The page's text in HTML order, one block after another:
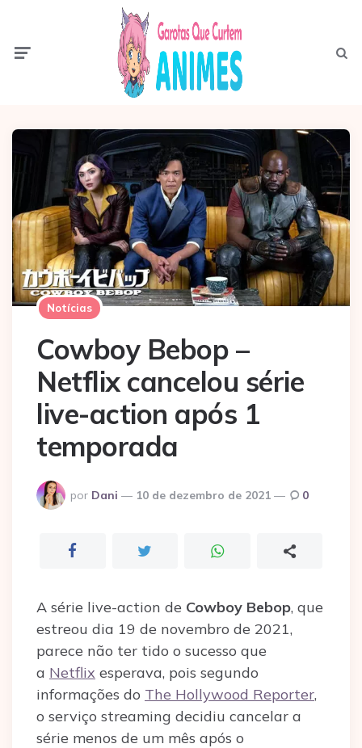
Notícias
Cowboy Bebop –
Netflix cancelou série
live-action após 1
temporada
Postado
por
por Dani 10 de dezembro de 2021 0
A série live-action de Cowboy Bebop, que
estreou dia 19 de novembro de 2021,
parece não ter tido o sucesso que
a Netflix esperava, pois segundo
informações do The Hollywood Reporter,
o serviço streaming decidiu cancelar a
série menos de um mês após o